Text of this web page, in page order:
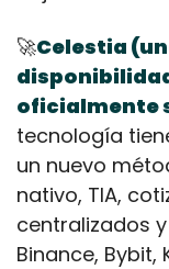
🚀Celestia
oficialmente
tecnología
un nuevo
nativo, TIA,
centralizados
Binance, Bybit,